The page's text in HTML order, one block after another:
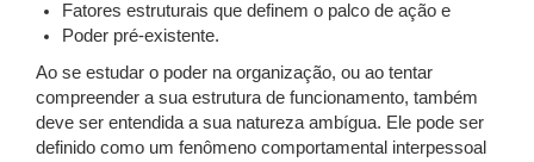
Fatores estruturais que definem o palco de ação e
Poder pré-existente.
Ao se estudar o poder na organização, ou ao tentar
compreender a sua estrutura de funcionamento, também
deve ser entendida a sua natureza ambígua. Ele pode ser
definido como um fenômeno comportamental interpessoal